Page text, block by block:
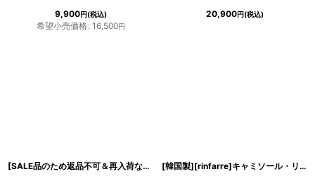
9,900円(税込)
希望小売価格: 16,500円
20,900円(税込)
[SALE品のため返品不可＆再入荷なしの現品限り][韓国製][rinfarre]ネイビー・プリントスカーフ・長袖ブラウス・Aライン・ミディアムスカート・セットアップ・ツーピース[MIRIN着用]《送料＆代引き手数料無料》 [韓国製][rinfarre]キャミソール・リボン&ビジューポイント・ショート丈・Aライン・ノースリーブ・ミニドレス・ワンピース[黒木麗奈着用][送料無料]